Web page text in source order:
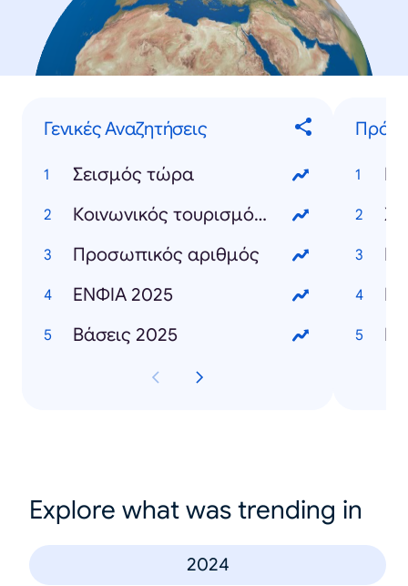
Γενικές Αναζητήσεις
Σεισμός τώρα
Κοινωνικός τουρισμός 2025
Προσωπικός αριθμός
ΕΝΦΙΑ 2025
Βάσεις 2025
Explore what was trending in
2024